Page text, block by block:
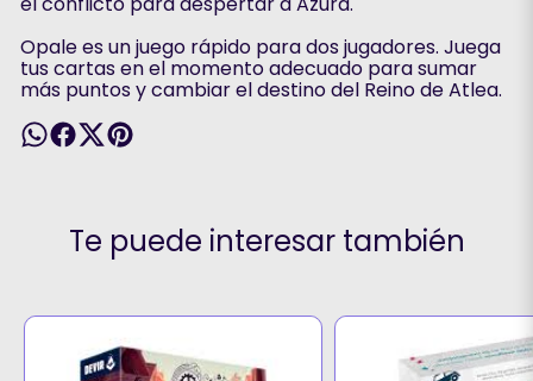
Opale es un juego rápido para dos jugadores. Juega
tus cartas en el momento adecuado para sumar
más puntos y cambiar el destino del Reino de Atlea.
Te puede interesar también